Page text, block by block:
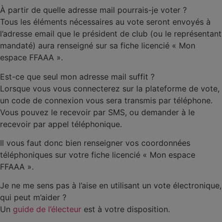
À partir de quelle adresse mail pourrais-je voter ?
Tous les éléments nécessaires au vote seront envoyés à
l’adresse email que le président de club (ou le représentant
mandaté) aura renseigné sur sa fiche licencié « Mon
espace FFAAA ».
Est-ce que seul mon adresse mail suffit ?
Lorsque vous vous connecterez sur la plateforme de vote,
un code de connexion vous sera transmis par téléphone.
Vous pouvez le recevoir par SMS, ou demander à le
recevoir par appel téléphonique.
Il vous faut donc bien renseigner vos coordonnées
téléphoniques sur votre fiche licencié « Mon espace
FFAAA ».
Je ne me sens pas à l’aise en utilisant un vote électronique,
qui peut m’aider ?
Un guide de l’électeur est à votre disposition.